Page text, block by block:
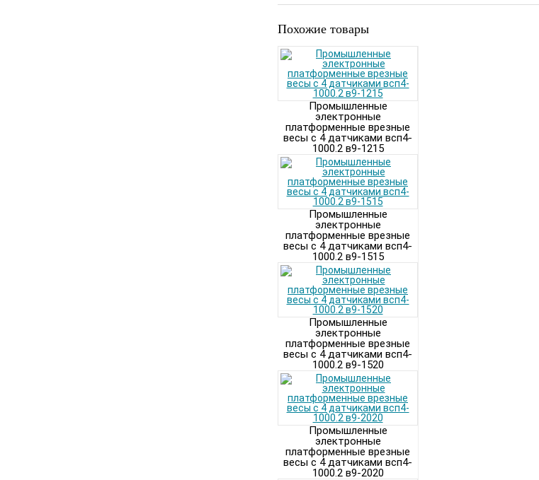
Похожие товары
Промышленные
электронные
платформенные врезные
весы с 4 датчиками всп4-
1000.2 в9-1215
Промышленные
электронные
платформенные врезные
весы с 4 датчиками всп4-
1000.2 в9-1515
Промышленные
электронные
платформенные врезные
весы с 4 датчиками всп4-
1000.2 в9-1520
Промышленные
электронные
платформенные врезные
весы с 4 датчиками всп4-
1000.2 в9-2020